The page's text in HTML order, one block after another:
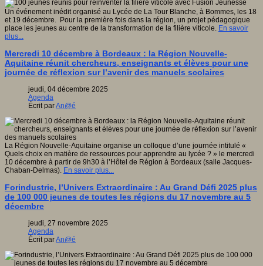
Un événement inédit organisé au Lycée de La Tour Blanche, à Bommes, les 18
et 19 décembre. Pour la première fois dans la région, un projet pédagogique
place les jeunes au centre de la transformation de la filière viticole. En savoir
plus...
Mercredi 10 décembre à Bordeaux : la Région Nouvelle-
Aquitaine réunit chercheurs, enseignants et élèves pour une
journée de réflexion sur l’avenir des manuels scolaires
jeudi, 04 décembre 2025
Agenda
Écrit parAn@é
La Région Nouvelle-Aquitaine organise un colloque d’une journée intitulé «
Quels choix en matière de ressources pour apprendre au lycée ? » le mercredi
10 décembre à partir de 9h30 à l’Hôtel de Région à Bordeaux (salle Jacques-
Chaban-Delmas). En savoir plus...
Forindustrie, l’Univers Extraordinaire : Au Grand Défi 2025 plus
de 100 000 jeunes de toutes les régions du 17 novembre au 5
décembre
jeudi, 27 novembre 2025
Agenda
Écrit parAn@é